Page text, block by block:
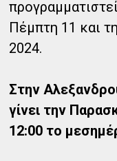
Πέμπτη 11 και
2024.
Στην
γίνει την
12:00 το